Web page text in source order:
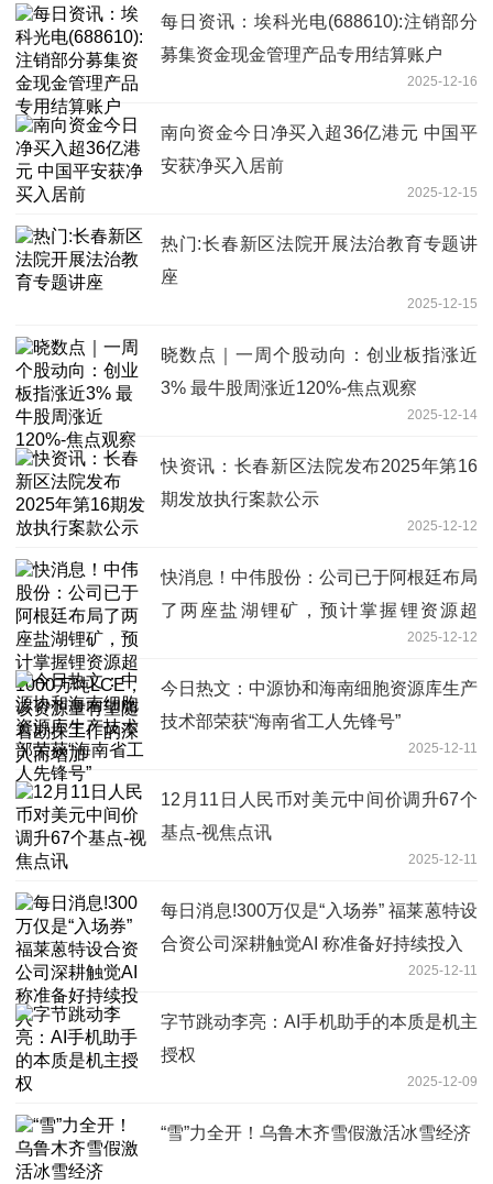
每日资讯：埃科光电(688610):注销部分
募集资金现金管理产品专用结算账户
2025-12-16
南向资金今日净买入超36亿港元 中国平
安获净买入居前
2025-12-15
热门:长春新区法院开展法治教育专题讲
座
2025-12-15
晓数点｜一周个股动向：创业板指涨近
3% 最牛股周涨近120%-焦点观察
2025-12-14
快资讯：长春新区法院发布2025年第16
期发放执行案款公示
2025-12-12
快消息！中伟股份：公司已于阿根廷布局
了两座盐湖锂矿，预计掌握锂资源超
1000万吨LCE，该资源量有望随着勘探
工作的深入而增加
2025-12-12
今日热文：中源协和海南细胞资源库生产
技术部荣获“海南省工人先锋号”
2025-12-11
12月11日人民币对美元中间价调升67个
基点-视焦点讯
2025-12-11
每日消息!300万仅是“入场券” 福莱蒽特设
合资公司深耕触觉AI 称准备好持续投入
2025-12-11
字节跳动李亮：AI手机助手的本质是机主
授权
2025-12-09
“雪”力全开！乌鲁木齐雪假激活冰雪经济